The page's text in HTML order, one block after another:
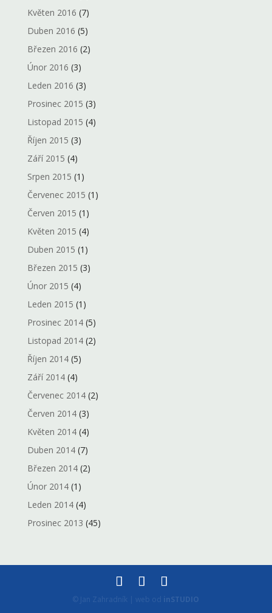
Květen 2016 (7)
Duben 2016 (5)
Březen 2016 (2)
Únor 2016 (3)
Leden 2016 (3)
Prosinec 2015 (3)
Listopad 2015 (4)
Říjen 2015 (3)
Září 2015 (4)
Srpen 2015 (1)
Červenec 2015 (1)
Červen 2015 (1)
Květen 2015 (4)
Duben 2015 (1)
Březen 2015 (3)
Únor 2015 (4)
Leden 2015 (1)
Prosinec 2014(5)
Listopad 2014(2)
Říjen 2014(5)
Září 2014(4)
Červenec 2014(2)
Červen 2014(3)
Květen 2014(4)
Duben 2014(7)
Březen 2014(2)
Únor 2014(1)
Leden 2014(4)
Prosinec 2013 (45)
© Jan Zahradník | web od inSTUDIO